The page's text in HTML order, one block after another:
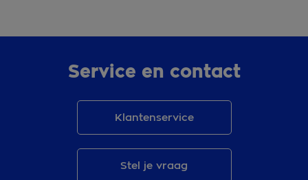
Service en contact
Klantenservice
Stel je vraag